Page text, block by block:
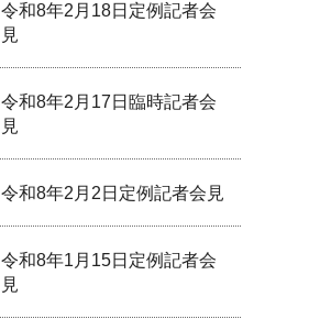
令和8年2月18日定例記者会
見
令和8年2月17日臨時記者会
見
令和8年2月2日定例記者会見
令和8年1月15日定例記者会
見